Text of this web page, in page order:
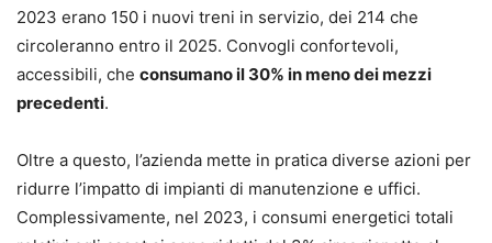
2023 erano 150 i nuovi treni in servizio, dei 214 che
circoleranno entro il 2025. Convogli confortevoli,
accessibili, che consumano il 30% in meno dei mezzi
precedenti.
Oltre a questo, l’azienda mette in pratica diverse azioni per
ridurre l’impatto di impianti di manutenzione e uffici.
Complessivamente, nel 2023, i consumi energetici totali